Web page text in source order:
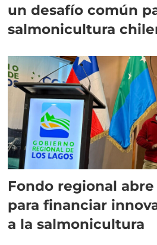
un desafío común
salmonicultura
Fondo regional
para financiar
a la salmonicultura